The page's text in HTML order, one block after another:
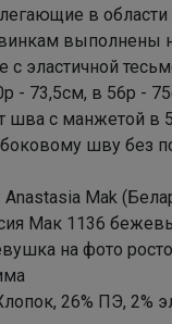
в
выполнены
с эластичной
- 73,5см, в 56р -
шва с манжетой в
шву без
Mak
Мак 1136
на фото
26% ПЭ, 2%